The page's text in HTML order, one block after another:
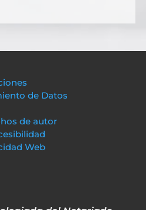
de Datos
de autor
Web